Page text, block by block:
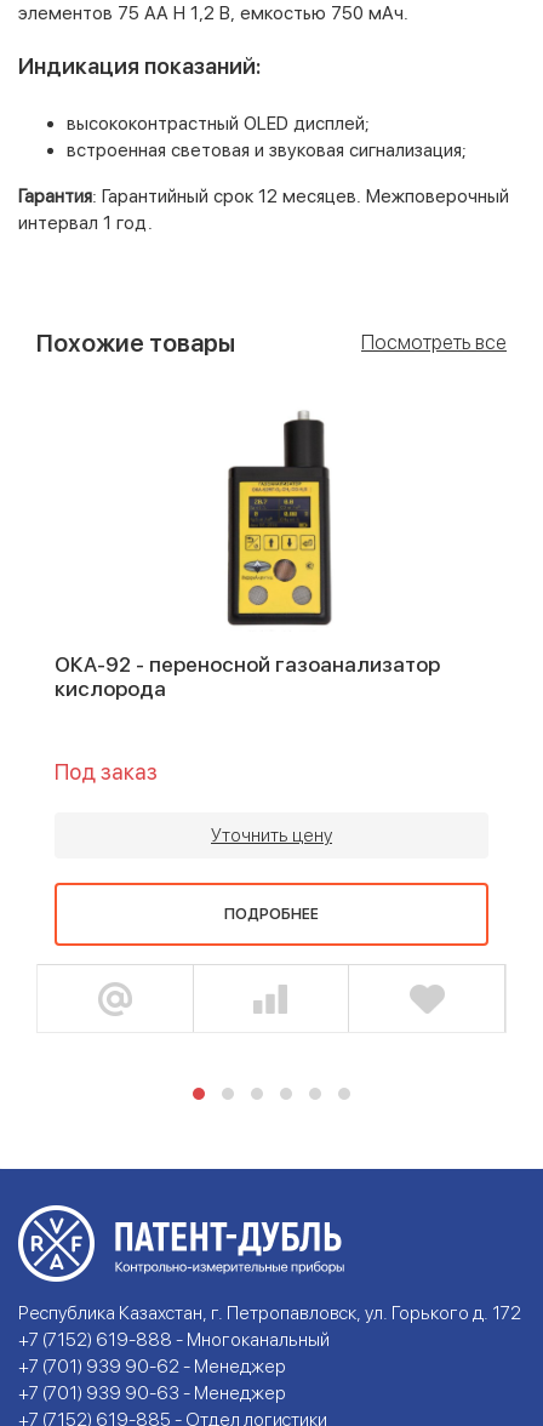
элементов 75 АА H 1,2 В, емкостью 750 мАч.
Индикация показаний:
высококонтрастный OLED дисплей;
встроенная световая и звуковая сигнализация;
Гарантия: Гарантийный срок 12 месяцев. Межповерочный
интервал 1 год.
Похожие товары Посмотреть все
ОКА-92 - переносной газоанализатор
кислорода
Под заказ
Уточнить цену
ПОДРОБНЕЕ
Республика Казахстан, г. Петропавловск, ул. Горького д. 172
+7 (7152) 619-888 - Многоканальный
+7 (701) 939 90-62 - Менеджер
+7 (701) 939 90-63 - Менеджер
+7 (7152) 619-885 - Отдел логистики